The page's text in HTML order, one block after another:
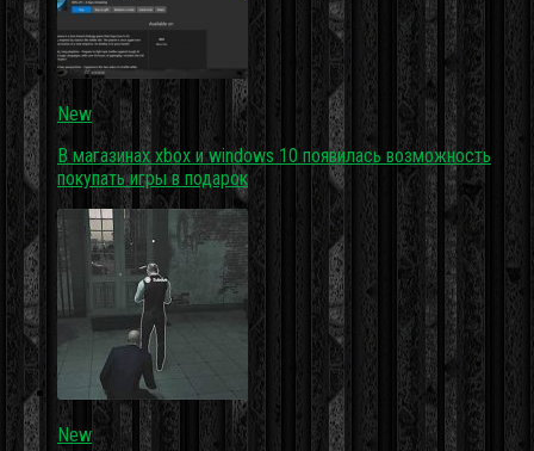
New
В магазинах xbox и windows 10 появилась возможность
покупать игры в подарок
New